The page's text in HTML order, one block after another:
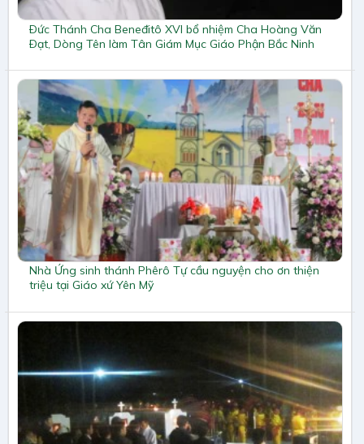
Ðức Thánh Cha Beneđitô XVI bổ nhiệm Cha Hoàng Văn
Ðạt, Dòng Tên làm Tân Giám Mục Giáo Phận Bắc Ninh
Nhà Ứng sinh thánh Phêrô Tự cầu nguyện cho ơn thiện
triệu tại Giáo xứ Yên Mỹ